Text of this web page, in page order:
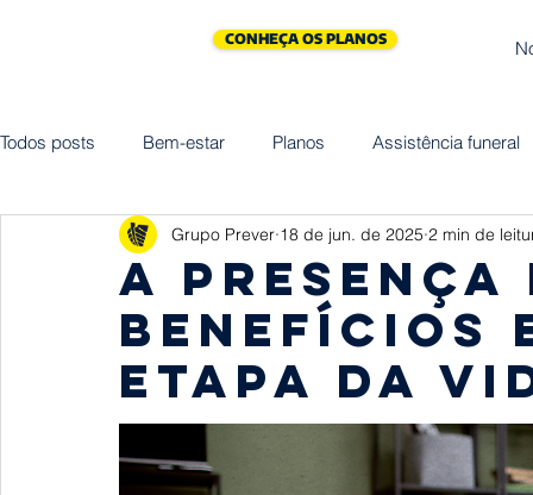
CONHEÇA OS PLANOS
Todos posts Bem-estar Planos Assistência funeral
Cremação Assistências Saúde
Maternidade Vida Homenagem
A
benefícios
etapa da
Grupo Prever 18 de jun. de 2025 2 min de